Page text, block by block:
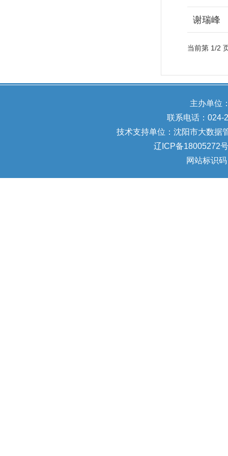
谢瑞峰
当前第 1/2